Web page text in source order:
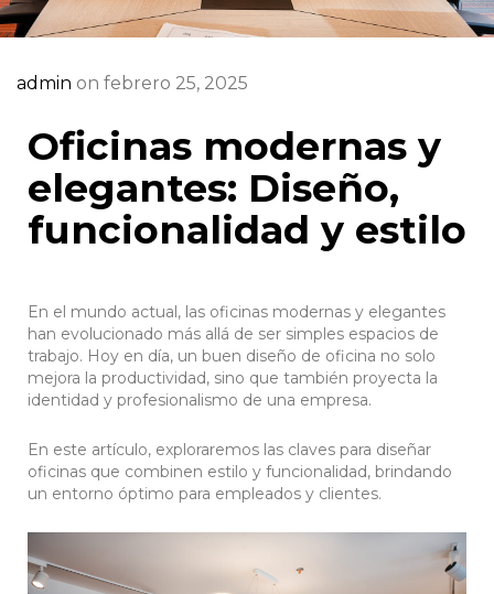
admin on febrero 25, 2025
Oficinas modernas y
elegantes: Diseño,
funcionalidad y estilo
En el mundo actual, las oficinas modernas y elegantes
han evolucionado más allá de ser simples espacios de
trabajo. Hoy en día, un buen diseño de oficina no solo
mejora la productividad, sino que también proyecta la
identidad y profesionalismo de una empresa.
En este artículo, exploraremos las claves para diseñar
oficinas que combinen estilo y funcionalidad, brindando
un entorno óptimo para empleados y clientes.